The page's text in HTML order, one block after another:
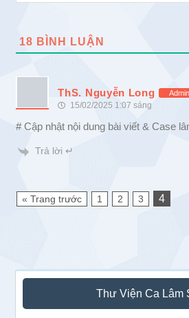
18 BÌNH LUẬN
ThS. Nguyễn Long Admin
15/02/2025 1:07 sáng
# Cập nhật nội dung bài viết & Case
Trả lời ↵
« Trang trước 1 2 3 4
Sidebar
chính
Thư Viện Ca Lâm